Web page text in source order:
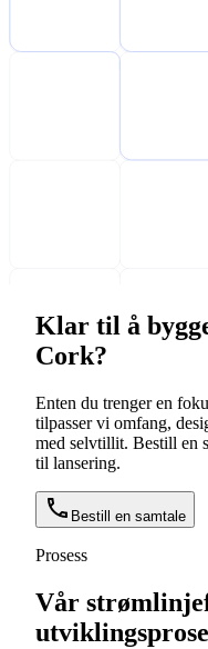
Klar til å
Cork?
Enten du trenger en
tilpasser vi omfang,
med selvtillit. Bestill en
til lansering.
Bestill en samtale
Prosess
Vår